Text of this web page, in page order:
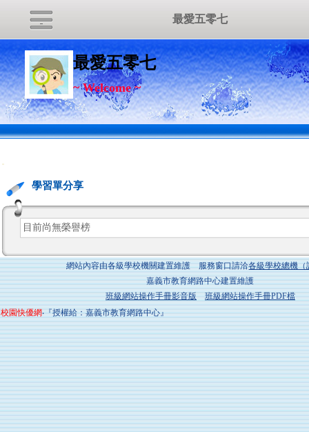
最愛五零七
~ Welcome ~
:::
學習單分享
目前尚無榮譽榜
網站內容由各級學校機關建置維護 服務窗口請洽各級學校總機（
嘉義市教育網路中心建置維護
班級網站操作手冊影音版
班級網站操作手冊PDF檔
校園快優網‧『授權給：嘉義市教育網路中心』
最愛五零七